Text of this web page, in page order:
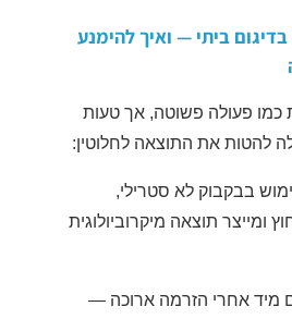
בדיגום ביתי — ואיך להימנע
כמו פעולה פשוטה, אך טעות
להטות את התוצאה לחלוטין:
בבקבוק לא סטרילי,
ומייצר תוצאה מיקרוביולוגית
מיד אחרי הזרמה ארוכה —